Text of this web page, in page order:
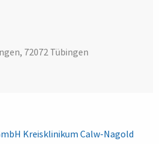
72072 Tübingen
Kreisklinikum Calw-Nagold